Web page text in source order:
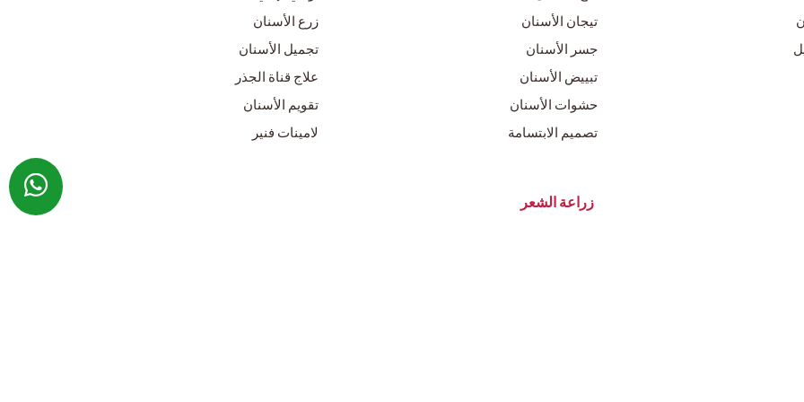
تيجان الأسنان
جسر الأسنان
تبييض الأسنان
حشوات الأسنان
تصميم الابتسامة
زرع الأسنان
تجميل الأسنان
علاج قناة الجذر
تقويم الأسنان
لامينات فنير
زراعة الشعر